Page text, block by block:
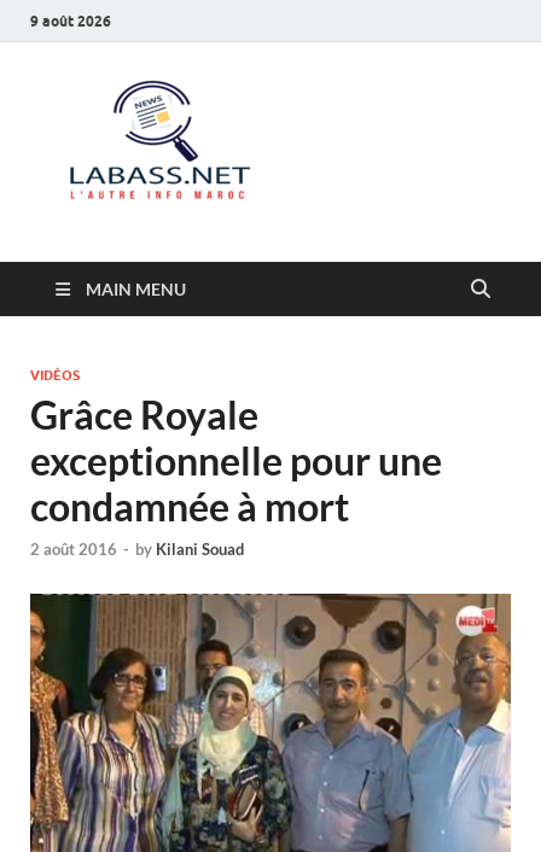
9 août 2026
MAIN MENU
VIDÉOS
Grâce Royale
exceptionnelle pour une
condamnée à mort
2 août 2016 - by Kilani Souad